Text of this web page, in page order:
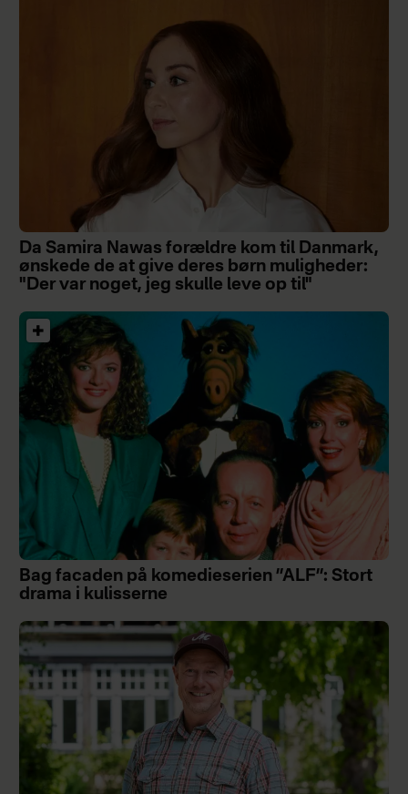
Da Samira Nawas forældre kom til Danmark,
ønskede de at give deres børn muligheder:
"Der var noget, jeg skulle leve op til"
Bag facaden på komedieserien ”ALF”: Stort
drama i kulisserne